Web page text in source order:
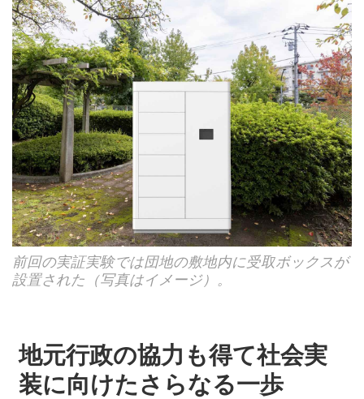
前回の実証実験では団地の敷地内に受取ボックスが
設置された（写真はイメージ）。
地元行政の協力も得て社会実
装に向けたさらなる一歩